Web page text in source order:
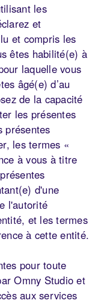
les
et
et compris les
êtes habilité(e) à
laquelle vous
âgé(e) d’au
de la capacité
les présentes
présentes
les termes «
à vous à titre
d'une
l'autorité
et les termes
à cette entité.
pour toute
Omny Studio et
aux services